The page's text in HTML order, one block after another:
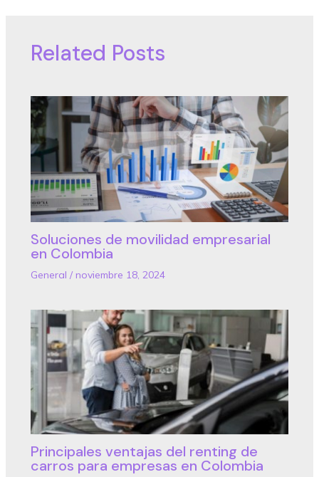
Related Posts
Soluciones de movilidad empresarial
en Colombia
General / noviembre 18, 2024
Principales ventajas del renting de
carros para empresas en Colombia